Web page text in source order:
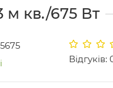
м кв./675 Вт
Відгуків: